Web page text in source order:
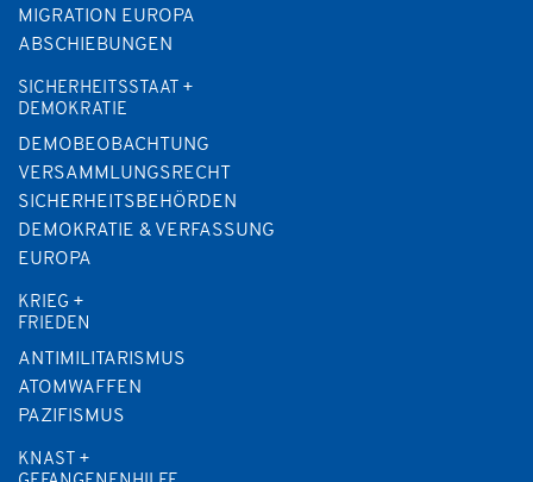
MIGRATION EUROPA
ABSCHIEBUNGEN
SICHERHEITSSTAAT +
DEMOKRATIE
DEMOBEOBACHTUNG
VERSAMMLUNGSRECHT
SICHERHEITSBEHÖRDEN
DEMOKRATIE & VERFASSUNG
EUROPA
KRIEG +
FRIEDEN
ANTIMILITARISMUS
ATOMWAFFEN
PAZIFISMUS
KNAST +